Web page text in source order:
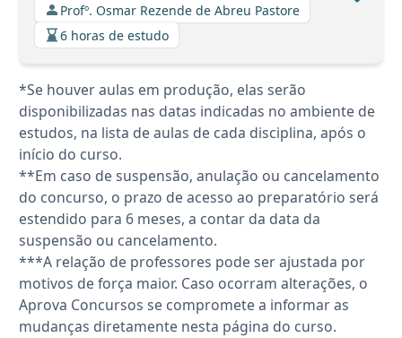
Profº. Osmar Rezende de Abreu Pastore
6 horas de estudo
*Se houver aulas em produção, elas serão
disponibilizadas nas datas indicadas no ambiente de
estudos, na lista de aulas de cada disciplina, após o
início do curso.
**Em caso de suspensão, anulação ou cancelamento
do concurso, o prazo de acesso ao preparatório será
estendido para 6 meses, a contar da data da
suspensão ou cancelamento.
***A relação de professores pode ser ajustada por
motivos de força maior. Caso ocorram alterações, o
Aprova Concursos se compromete a informar as
mudanças diretamente nesta página do curso.